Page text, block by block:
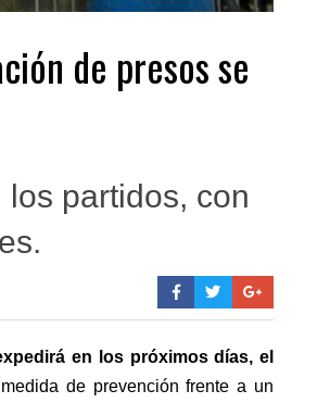
de presos se
partidos, con
en los próximos días, el
de prevención frente a un